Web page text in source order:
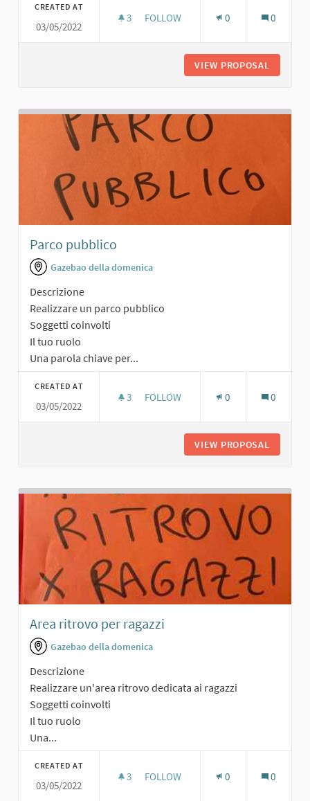
CREATED AT
03/05/2022
3 3 FOLLOWERS
FOLLOW 0 0
VIEW PROPOSAL
Parco pubblico
Gazebao della domenica
Descrizione
Realizzare un parco pubblico
Soggetti coinvolti
Il tuo ruolo
Una parola chiave per...
CREATED AT
03/05/2022
3 3 FOLLOWERS
FOLLOW 0 0
VIEW PROPOSAL
Area ritrovo per ragazzi
Gazebao della domenica
Descrizione
Realizzare un'area ritrovo dedicata ai ragazzi
Soggetti coinvolti
Il tuo ruolo
Una...
CREATED AT
03/05/2022
3 3 FOLLOWERS
FOLLOW 0 0